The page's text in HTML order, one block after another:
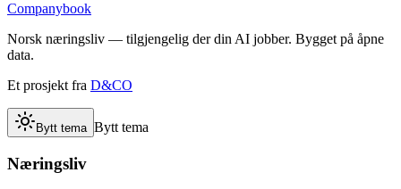
Companybook
Norsk næringsliv — tilgjengelig der din AI jobber. Bygget på åpne
data.
Et prosjekt fra D&CO
Bytt tema Bytt tema
Næringsliv